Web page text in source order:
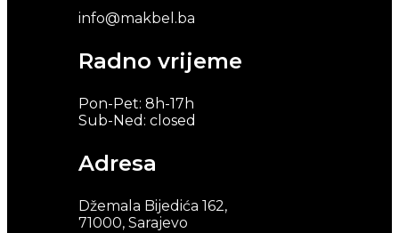
info@makbel.ba
Radno vrijeme
Pon-Pet: 8h-17h
Sub-Ned: closed
Adresa
Džemala Bijedića 162,
71000, Sarajevo